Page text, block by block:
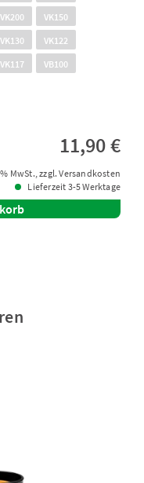
VK200
VK150
VK130
VK122
VK117
VB100
11,90 €
MwSt., zzgl. Versandkosten
Lieferzeit 3-5 Werktage